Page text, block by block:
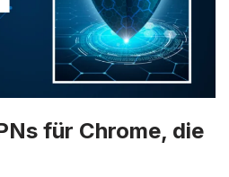
für Chrome, die